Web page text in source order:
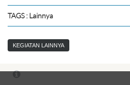
TAGS : Lainnya
KEGIATAN LAINNYA